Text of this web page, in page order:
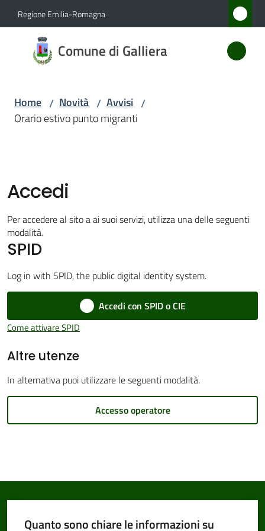
Vai al contenuto
Vai alla navigazione
Vai al footer
Regione Emilia-Romagna
Comune di Galliera
Comune
di
Amministrazione
Servizi
Vivere
Galliera
Amministrazione
Tutti
Home / Novità / Avvisi /
Orario estivo punto migranti
Accedi
Per accedere al sito a ai suoi servizi, utilizza una delle seguenti
modalità.
SPID
Log in with SPID, the public digital identity system.
Accedi con SPID o CIE
Come attivare SPID
Altre utenze
In alternativa puoi utilizzare le seguenti modalità.
Accesso operatore
Quanto sono chiare le informazioni su